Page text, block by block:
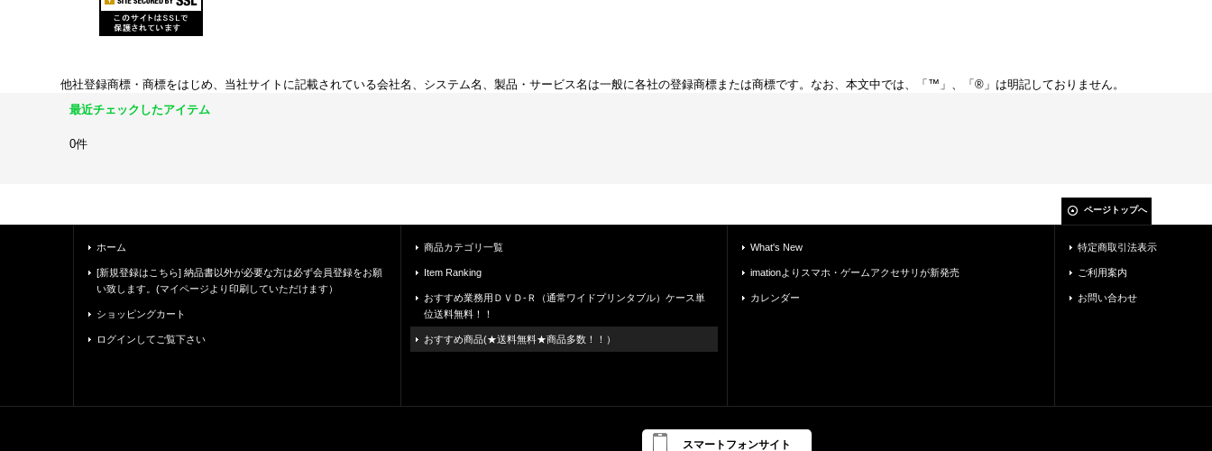
他社登録商標・商標をはじめ、当社サイトに記載されている会社名、システム名、製品・サービス名は一般に各社の登録商標または商標です。なお、本文中では、「™」、「®」は明記しておりません。
最近チェックしたアイテム
0件
ページトップへ
ホーム
[新規登録はこちら] 納品書以外が必要な方は必ず会員登録をお願
い致します。(マイページより印刷していただけます）
ショッピングカート
ログインしてご覧下さい
商品カテゴリ一覧
Item Ranking
おすすめ業務用ＤＶＤ-Ｒ（通常ワイドプリンタブル）ケース単
位送料無料！！
おすすめ商品(★送料無料★商品多数！！）
What's New
imationよりスマホ・ゲームアクセサリが新発売
カレンダー
特定商取引法表示
ご利用案内
お問い合わせ
スマートフォンサイト